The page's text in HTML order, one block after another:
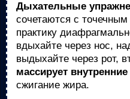
Дыхательные
сочетаются с
практику
вдыхайте через нос,
выдыхайте через рот,
массирует
сжигание жира.